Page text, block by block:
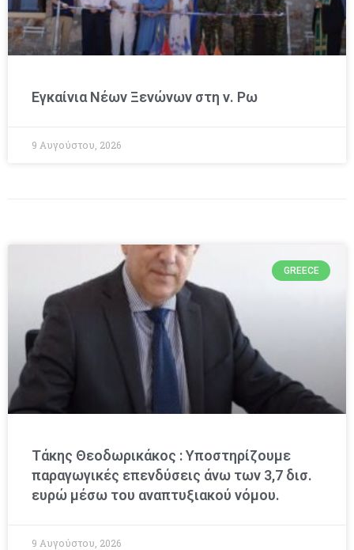
Εγκαίνια Νέων Ξενώνων στη ν. Ρω
9 Αυγούστου, 2026
GREECE
Τάκης Θεοδωρικάκος : Υποστηρίζουμε
παραγωγικές επενδύσεις άνω των 3,7 δισ.
ευρώ μέσω του αναπτυξιακού νόμου.
9 Αυγούστου, 2026